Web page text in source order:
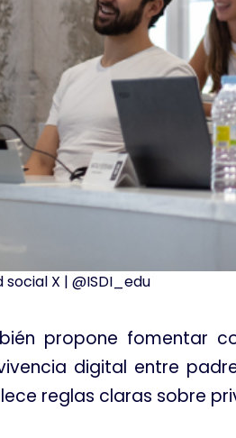
X | @ISDI_edu
propone fomentar
digital entre
reglas claras sobre